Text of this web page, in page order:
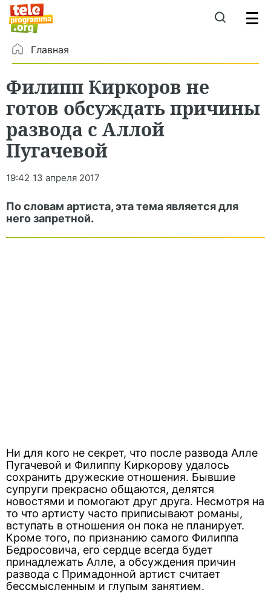
Главная
Филипп Киркоров не
готов обсуждать причины
развода с Аллой
Пугачевой
19:42 13 апреля 2017
По словам артиста, эта тема является для
него запретной.
Ни для кого не секрет, что после развода Алле
Пугачевой и Филиппу Киркорову удалось
сохранить дружеские отношения. Бывшие
супруги прекрасно общаются, делятся
новостями и помогают друг друга. Несмотря на
то что артисту часто приписывают романы,
вступать в отношения он пока не планирует.
Кроме того, по признанию самого Филиппа
Бедросовича, его сердце всегда будет
принадлежать Алле, а обсуждения причин
развода с Примадонной артист считает
бессмысленным и глупым занятием.